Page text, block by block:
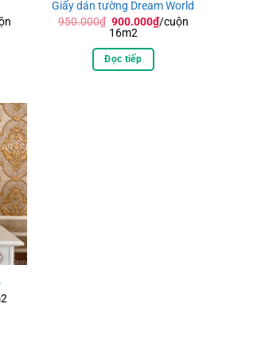
Giấy dán tường Dream World
950.000₫ Giá
gốc
950.000₫.
900.000₫Giá
hiện
/cuộn
16m2
Đọc tiếp